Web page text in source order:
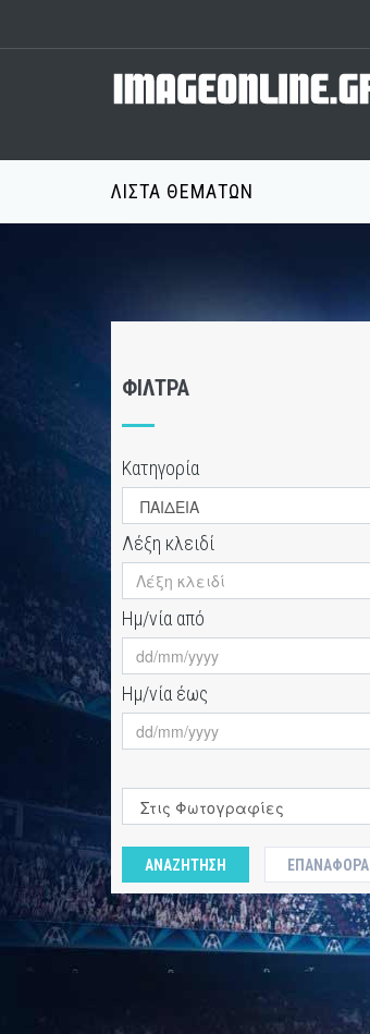
ΛΊΣΤΑ ΘΕΜΆΤΩΝ
ΦΊΛΤΡΑ
Κατηγορία
Λέξη κλειδί
Ημ/νία από
Ημ/νία έως
ΑΝΑΖΗΤΗΣΗ ΕΠΑΝΑΦΟΡΆ